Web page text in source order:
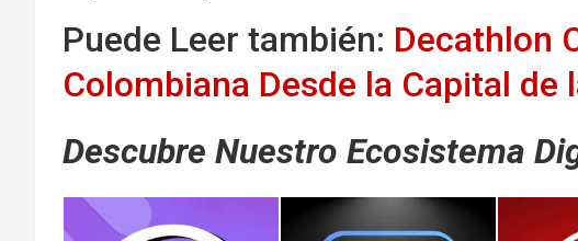
Puede Leer también: Decathlon
Colombiana Desde la Capital de
Descubre Nuestro Ecosistema